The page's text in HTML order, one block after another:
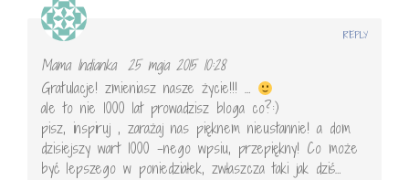
Mama Indianka 25 maja 2015 10:28
Gratulacje! zmieniasz nasze życie!!! …
ale to nie 1000 lat prowadzisz bloga co?:)
pisz, inspiruj , zarażaj nas pięknem nieustannie! a dom
dzisiejszy wart 1000 -nego wpsiu, przepiękny! Co może
być lepszego w poniedziałek, zwłaszcza taki jak dziś…
REPLY